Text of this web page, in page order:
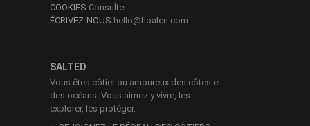
SALTED
Vous êtes côtier ou amoureux des côtes et
des océans. Vous aimez y vivre, les
explorer, les protéger.
COOKIES Consulter
ÉCRIVEZ-NOUS hello@hoalen.com